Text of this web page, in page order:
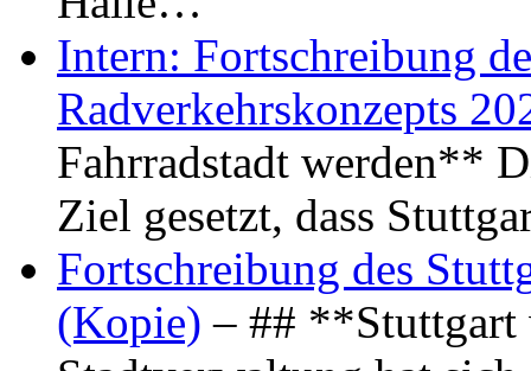
Intern: Fortschreibung
Radverkehrskonzepts
Fahrradstadt werden**
Ziel gesetzt, dass
Fortschreibung des
(Kopie) – ## **Stuttgart